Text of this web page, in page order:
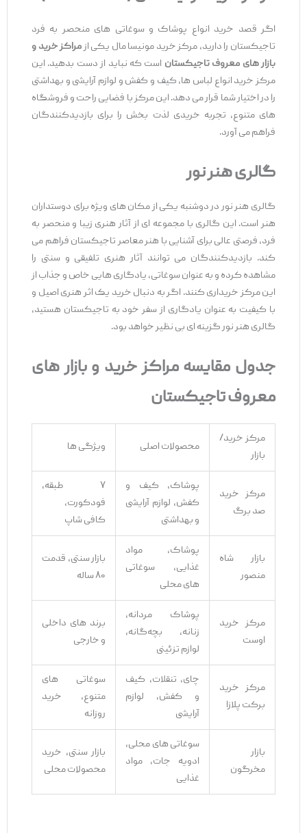
اگر قصد خرید انواع پوشاک و سوغاتی ‌های منحصر به فرد
تاجیکستان را دارید، مرکز خرید مونیسا مال یکی از مراکز خرید و
بازار های معروف تاجیکستاناست که نباید از دست بدهید. این
مرکز خرید انواع لباس ‌ها، کیف و کفش و لوازم آرایشی و بهداشتی
را در اختیار شما قرار می ‌دهد. این مرکز با فضایی راحت و فروشگاه‌
های متنوع، تجربه خریدی لذت ‌بخش را برای بازدیدکنندگان
فراهم می ‌آورد.
گالری هنر نور
گالری هنر نور در دوشنبه یکی از مکان ‌های ویژه برای دوستداران
هنر است. این گالری با مجموعه ‌ای از آثار هنری زیبا و منحصر به
فرد، فرصتی عالی برای آشنایی با هنر معاصر تاجیکستان فراهم می‌
کند. بازدیدکنندگان می ‌توانند آثار هنری تلفیقی و سنتی را
مشاهده کرده و به عنوان سوغاتی، یادگاری ‌هایی خاص و جذاب از
این مرکز خریداری کنند. اگر به دنبال خرید یک اثر هنری اصیل و
با کیفیت به عنوان یادگاری از سفر خود به تاجیکستان هستید،
گالری هنر نور گزینه ‌ای بی ‌نظیر خواهد بود.
جدول مقایسه مراکز خرید و بازار های
معروف تاجیکستان
مرکز خرید/
بازار
محصولات اصلی ویژگی ‌ها
مرکز خرید
صد برگ
پوشاک، کیف و
کفش، لوازم آرایشی
و بهداشتی
۷ طبقه،
فودکورت،
کافی ‌شاپ
بازار شاه
منصور
پوشاک، مواد
غذایی، سوغاتی
‌های محلی
بازار سنتی، قدمت
۸۰ ساله
مرکز خرید
اوست
پوشاک مردانه،
زنانه، بچه‌گانه،
لوازم تزئینی
برند های داخلی
و خارجی
مرکز خرید
برکت پلازا
چای، تنقلات، کیف
و کفش، لوازم
آرایشی
سوغاتی‌ های
متنوع، خرید
روزانه
بازار
مخرگون
سوغاتی‌ های محلی،
ادویه‌ جات، مواد
غذایی
بازار سنتی، خرید
محصولات محلی